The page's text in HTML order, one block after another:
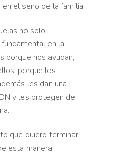
el seno de la familia.
no solo
en la
porque nos ayudan,
porque los
les dan una
y les protegen de
que quiero terminar
esta manera.